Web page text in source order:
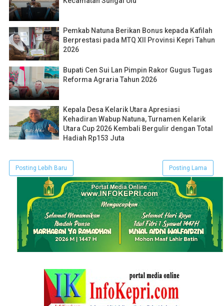
Pemkab Natuna Berikan Bonus kepada Kafilah
Berprestasi pada MTQ XII Provinsi Kepri Tahun
2026
Bupati Cen Sui Lan Pimpin Rakor Gugus Tugas
Reforma Agraria Tahun 2026
Kepala Desa Kelarik Utara Apresiasi
Kehadiran Wabup Natuna, Turnamen Kelarik
Utara Cup 2026 Kembali Bergulir dengan Total
Hadiah Rp153 Juta
Posting Lebih Baru Posting Lama